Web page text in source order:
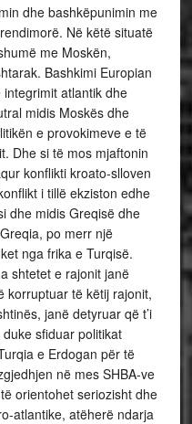
dhe bashkëpunimin me
Në këtë situatë
me Moskën,
Bashkimi Europian
atlantik dhe
midis Moskës dhe
e provokimeve e të
Dhe si të mos mjaftonin
konflikti kroato-slloven
i tillë ekziston edhe
dhe midis Greqisë dhe
po merr një
nga frika e Turqisë.
shtetet e rajonit janë
korruptuar të këtij rajonit,
janë detyruar që t’i
sfiduar politikat
e Erdogan për të
në mes SHBA-ve
orientohet seriozisht dhe
atlantike, atëherë ndarja